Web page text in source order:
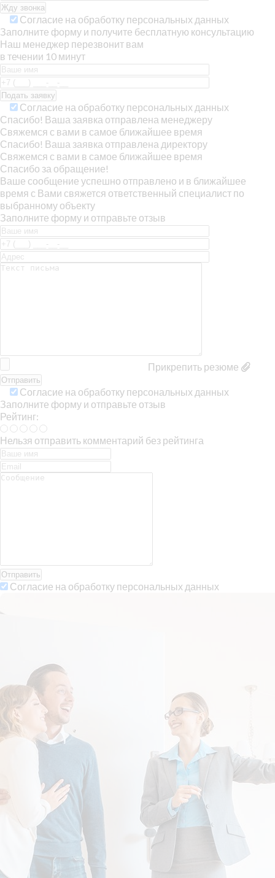
Согласие на обработку персональных данных
Заполните форму и получите бесплатную консультацию
Наш менеджер перезвонит вам
в течении 10 минут
Согласие на обработку персональных данных
Спасибо! Ваша заявка отправлена менеджеру
Свяжемся с вами в самое ближайшее время
Спасибо! Ваша заявка отправлена директору
Свяжемся с вами в самое ближайшее время
Спасибо за обращение!
Ваше сообщение успешно отправлено и в ближайшее
время с Вами свяжется ответственный специалист по
выбранному объекту
Заполните форму и отправьте отзыв
Прикрепить резюме
Согласие на обработку персональных данных
Заполните форму и отправьте отзыв
Рейтинг:
Нельзя отправить комментарий без рейтинга
Отправить
Согласие на обработку персональных данных